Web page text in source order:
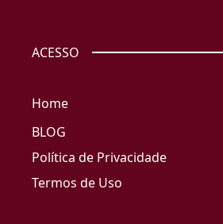
ACESSO
Home
BLOG
Política de Privacidade
Termos de Uso